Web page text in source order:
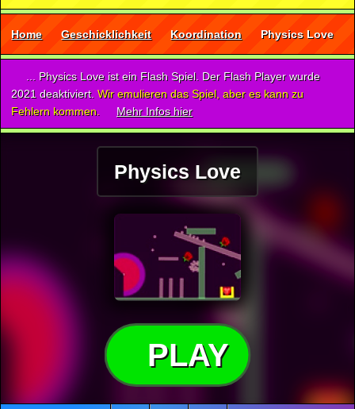
Home Geschicklichkeit Koordination Physics Love
... Physics Love ist ein Flash Spiel. Der Flash Player wurde
2021 deaktiviert. Wir emulieren das Spiel, aber es kann zu
Fehlern kommen.
Mehr Infos hier
Physics Love
PLAY